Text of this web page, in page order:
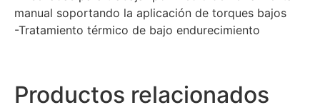
manual soportando la aplicación de torques bajos
-Tratamiento térmico de bajo endurecimiento
Productos relacionados